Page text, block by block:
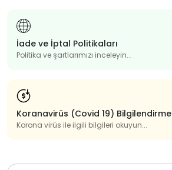
İade ve İptal Politikaları
Politika ve şartlarımızı inceleyin...
Koranavirüs (Covid 19) Bilgilendirme
Korona virüs ile ilgili bilgileri okuyun...